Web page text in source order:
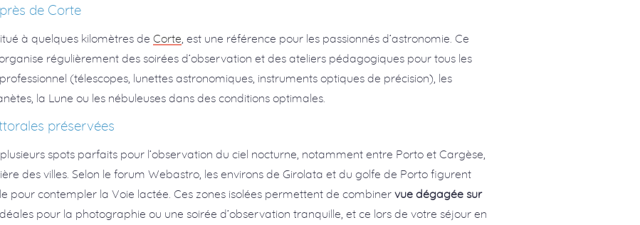
de Corte
à quelques kilomètres deCorte , est une référence pour les passionnés d’astronomie. Ce
régulièrement des soirées d’observation et des ateliers pédagogiques pour tous les
(télescopes, lunettes astronomiques, instruments optiques de précision), les
la Lune ou les nébuleuses dans des conditions optimales.
préservées
spots parfaits pour l’observation du ciel nocturne, notamment entre Porto et Cargèse,
des villes. Selon le forum Webastro, les environs de Girolata et du golfe de Porto figurent
pour contempler la Voie lactée. Ces zones isolées permettent de combinervue dégagée sur
pour la photographie ou une soirée d’observation tranquille, et ce lors de votre séjour en